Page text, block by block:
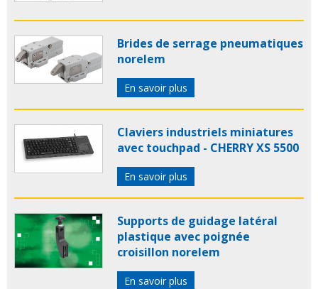
Brides de serrage pneumatiques
norelem
En savoir plus
Claviers industriels miniatures
avec touchpad - CHERRY XS 5500
En savoir plus
Supports de guidage latéral
plastique avec poignée
croisillon norelem
En savoir plus